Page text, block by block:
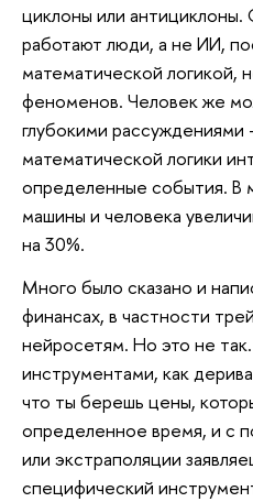
циклоны или
работают люди, а не ИИ,
математической логикой,
феноменов. Человек же
глубокими рассуждениями
математической логики
определенные события. В
машины и человека
на 30%.
Много было сказано и
финансах, в частности
нейросетям. Но это не
инструментами, как
что ты берешь цены,
определенное время, и с
или экстраполяции
специфический